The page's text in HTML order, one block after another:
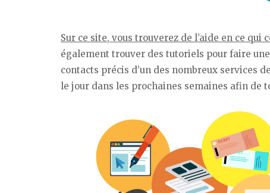
Sur ce site, vous trouverez de l’aide en ce
également trouver des tutoriels pour faire
contacts précis d’un des nombreux services
le jour dans les prochaines semaines afin de